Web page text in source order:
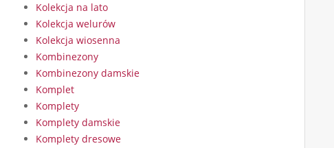
Kolekcja na lato
Kolekcja welurów
Kolekcja wiosenna
Kombinezony
Kombinezony damskie
Komplet
Komplety
Komplety damskie
Komplety dresowe